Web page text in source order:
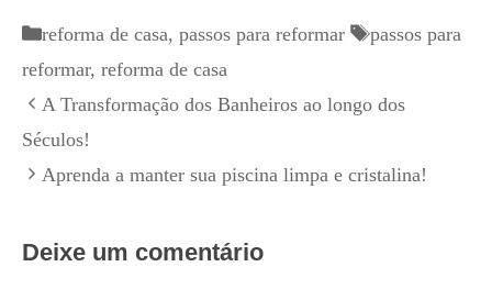
Categorias
reforma de casa, passos para reformar Tags
passos para
reformar, reforma de casa
A Transformação dos Banheiros ao longo dos
Séculos!
Aprenda a manter sua piscina limpa e cristalina!
Deixe um comentário